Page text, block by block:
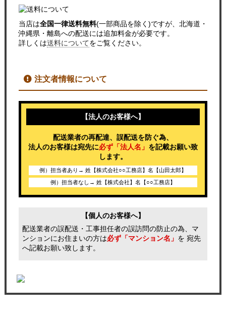
当店は全国一律送料無料(一部商品を除く)ですが、北海道・
沖縄県・離島への配送には追加料金が必要です。
詳しくは送料についてをご覧ください。
注文者情報について
【法人のお客様へ】
配送業者の再配達、誤配送を防ぐ為、
法人のお客様は宛先に必ず「法人名」 を記載お願い致
します。
例）担当者あり→ 姓【株式会社○○工務店】名【山田太郎】
例）担当者なし→ 姓【株式会社】名【○○工務店】
【個人のお客様へ】
配送業者の誤配送・工事担任者の誤訪問の防止の為、マ
ンションにお住まいの方は必ず「マンション名」 を 宛先
へ記載お願い致します。